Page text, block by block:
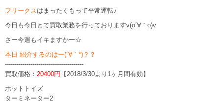
フリークス はまったくもって平常運転♪
今日も今日とて買取業務を行っておりますv(o´∀｀o)v
さー今週もイキますかー☆
本日 紹介するのはー(´∀｀*)？？
----------------------------------------
買取価格： 20400円
【2018/3/30より1ヶ月間有効】
ホットトイズ
ターミネーター2